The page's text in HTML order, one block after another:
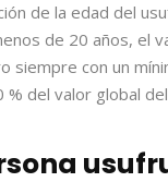
de la edad del
de 20 años, el
con un
del valor global